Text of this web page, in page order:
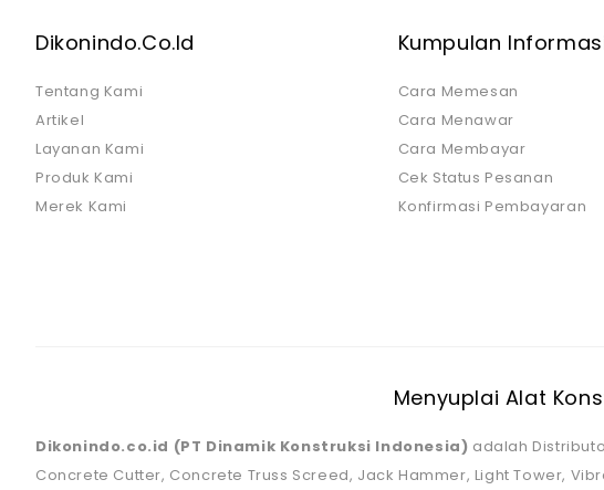
Dikonindo.co.id
Tentang Kami
Artikel
Layanan Kami
Produk Kami
Merek Kami
Kumpulan
Cara Memesan
Cara Menawar
Cara Membayar
Cek Status Pesanan
Konfirmasi Pembayaran
Menyuplai Alat
Dikonindo.co.id (PT Dinamik Konstruksi Indonesia) adalah
Concrete Cutter, Concrete Truss Screed, Jack Hammer, Light Tower,